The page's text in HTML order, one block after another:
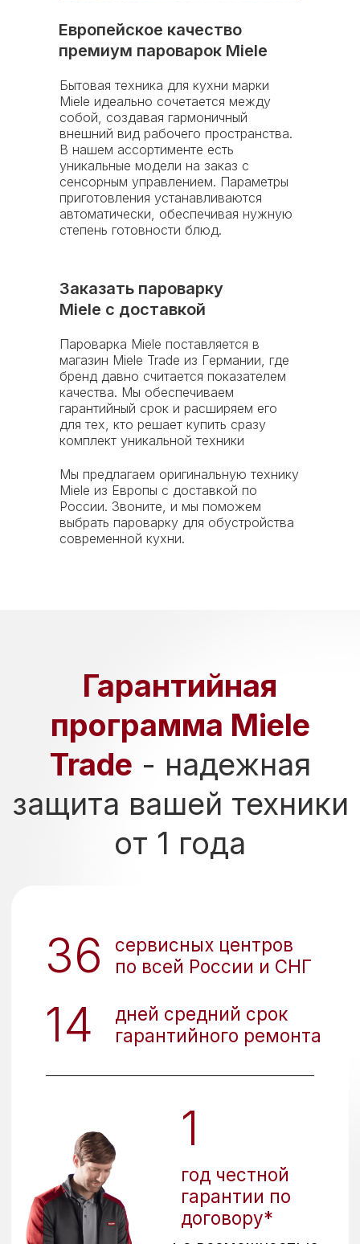
Европейское качество
премиум пароварок Miele
Бытовая техника для кухни марки
Miele идеально сочетается между
собой, создавая гармоничный
внешний вид рабочего пространства.
В нашем ассортименте есть
уникальные модели на заказ с
сенсорным управлением. Параметры
приготовления устанавливаются
автоматически, обеспечивая нужную
степень готовности блюд.
Заказать пароварку
Miele с доставкой
Пароварка Miele поставляется в
магазин Miele Trade из Германии, где
бренд давно считается показателем
качества. Мы обеспечиваем
гарантийный срок и расширяем его
для тех, кто решает купить сразу
комплект уникальной техники
Мы предлагаем оригинальную технику
Miele из Европы с доставкой по
России. Звоните, и мы поможем
выбрать пароварку для обустройства
современной кухни.
Адрес складского
центра в Москве:
г. Москва, Одинцово,
ул. Маковского д. 7, строение 7
Адрес складского
центра в СПб:
переводом на счет
юр. лица
заказа
Важно!Мы прямой
импортер